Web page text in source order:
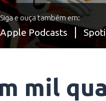
Siga e ouça também em:
Apple Podcasts
mil